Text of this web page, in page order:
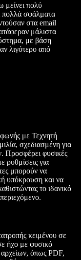
μείνει πολύ
πολλά σφάλματα
στα email
μάλιστα
με βάση
λιγότερο από
με Τεχνητή
σχεδιασμένη για
Προσφέρει φυσικές
ρυθμίσεις για
μπορούν να
υπόκρουση και να
το ιδανικό
κειμένου σε
ήχο με φυσικό
όπως PDF,